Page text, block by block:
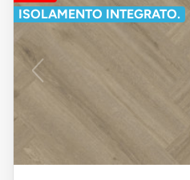
ISOLAMENTO INTEGRATO.